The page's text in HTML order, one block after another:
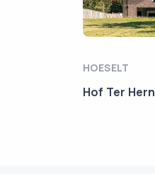
HOESELT
Hof Ter Hern